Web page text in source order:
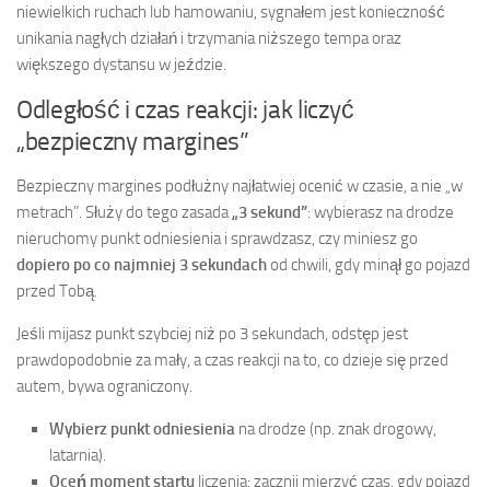
niewielkich ruchach lub hamowaniu, sygnałem jest konieczność
unikania nagłych działań i trzymania niższego tempa oraz
większego dystansu w jeździe.
Odległość i czas reakcji: jak liczyć
„bezpieczny margines”
Bezpieczny margines podłużny najłatwiej ocenić w czasie, a nie „w
metrach”. Służy do tego zasada „3 sekund”: wybierasz na drodze
nieruchomy punkt odniesienia i sprawdzasz, czy miniesz go
dopiero po co najmniej 3 sekundachod chwili, gdy minął go pojazd
przed Tobą.
Jeśli mijasz punkt szybciej niż po 3 sekundach, odstęp jest
prawdopodobnie za mały, a czas reakcji na to, co dzieje się przed
autem, bywa ograniczony.
Wybierz punkt odniesienia na drodze (np. znak drogowy,
latarnia).
Oceń moment startu liczenia: zacznij mierzyć czas, gdy pojazd